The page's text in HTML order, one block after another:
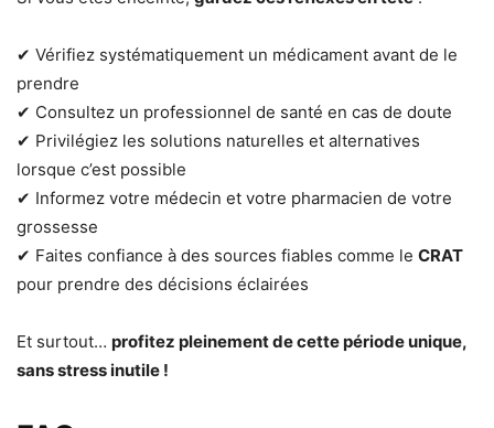
✔ Vérifiez systématiquement un médicament avant de le
prendre
✔ Consultez un professionnel de santé en cas de doute
✔ Privilégiez les solutions naturelles et alternatives
lorsque c’est possible
✔ Informez votre médecin et votre pharmacien de votre
grossesse
✔ Faites confiance à des sources fiables comme le CRAT
pour prendre des décisions éclairées
Et surtout… profitez pleinement de cette période unique,
sans stress inutile !